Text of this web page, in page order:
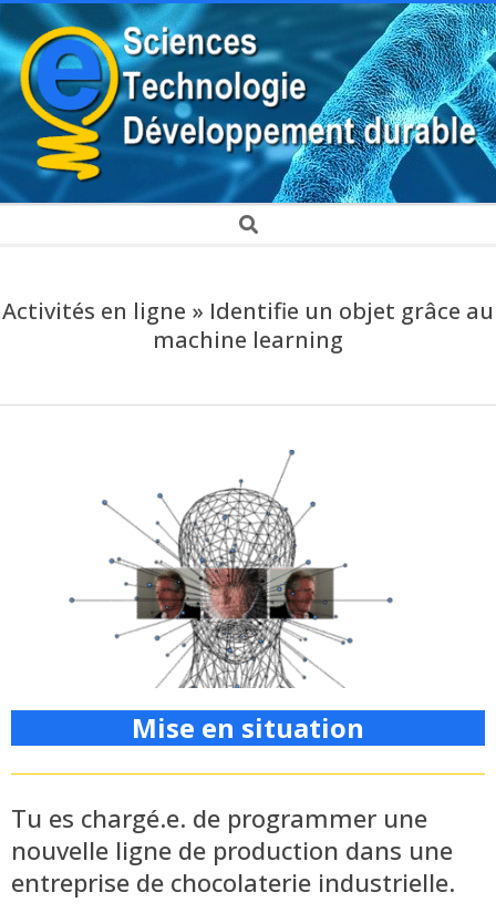
to
content
EDUSCIENCE
Search
Activités en ligne » Identifie un objet grâce au
machine learning
Mise en situation
Tu es chargé.e. de programmer une
nouvelle ligne de production dans une
entreprise de chocolaterie industrielle.